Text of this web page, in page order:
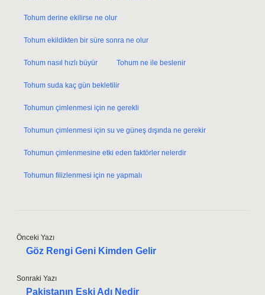
Tohum derine ekilirse ne olur
Tohum ekildikten bir süre sonra ne olur
Tohum nasıl hızlı büyür Tohum ne ile beslenir
Tohum suda kaç gün bekletilir
Tohumun çimlenmesi için ne gerekli
Tohumun çimlenmesi için su ve güneş dışında ne gerekir
Tohumun çimlenmesine etki eden faktörler nelerdir
Tohumun filizlenmesi için ne yapmalı
Önceki Yazı
Göz Rengi Geni Kimden Gelir
Sonraki Yazı
Pakistanın Eski Adı Nedir